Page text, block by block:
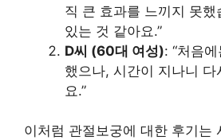
직 큰 효과를 느끼지 못
있는 것 같아요.”
D씨 (60대 여성): “처음
했으나, 시간이 지나니 다
요.”
이처럼 관절보궁에 대한 후기는